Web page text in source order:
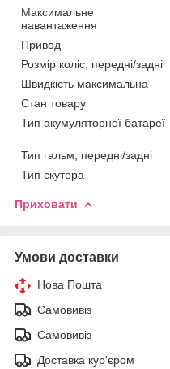
Максимальне
навантаження
Привод
Розмір коліс, передні/задні
Швидкість максимальна
Стан товару
Тип акумуляторної батареї
Тип гальм, передні/задні
Тип скутера
Приховати
Умови доставки
Нова Пошта
Самовивіз
Самовивіз
Доставка кур'єром